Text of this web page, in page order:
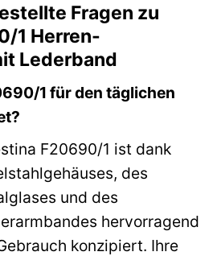
Fragen zu
1 Herren-
Lederband
1 für den täglichen
F20690/1 ist dank
des
und des
hervorragend
konzipiert. Ihre